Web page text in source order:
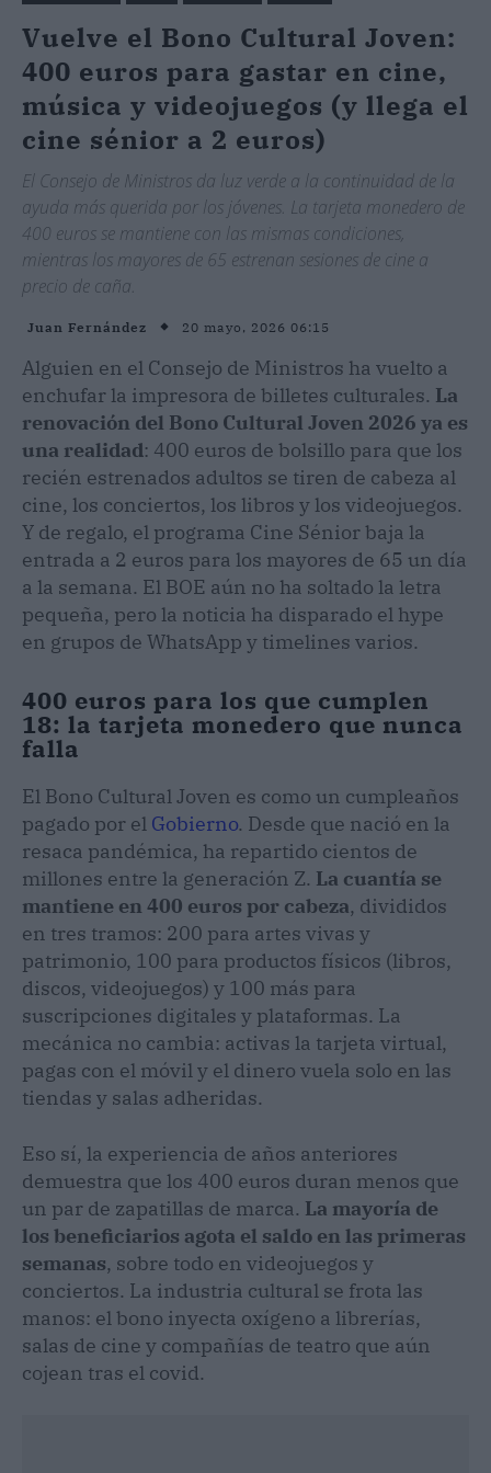
Vuelve el Bono Cultural Joven:
400 euros para gastar en cine,
música y videojuegos (y llega el
cine sénior a 2 euros)
El Consejo de Ministros da luz verde a la continuidad de la
ayuda más querida por los jóvenes. La tarjeta monedero de
400 euros se mantiene con las mismas condiciones,
mientras los mayores de 65 estrenan sesiones de cine a
precio de caña.
Juan Fernández 20 mayo, 2026 06:15
Alguien en el Consejo de Ministros ha vuelto a
enchufar la impresora de billetes culturales. La
renovación del Bono Cultural Joven 2026 ya es
una realidad: 400 euros de bolsillo para que los
recién estrenados adultos se tiren de cabeza al
cine, los conciertos, los libros y los videojuegos.
Y de regalo, el programa Cine Sénior baja la
entrada a 2 euros para los mayores de 65 un día
a la semana. El BOE aún no ha soltado la letra
pequeña, pero la noticia ha disparado el hype
en grupos de WhatsApp y timelines varios.
400 euros para los que cumplen
18: la tarjeta monedero que nunca
falla
El Bono Cultural Joven es como un cumpleaños
pagado por el Gobierno. Desde que nació en la
resaca pandémica, ha repartido cientos de
millones entre la generación Z. La cuantía se
mantiene en 400 euros por cabeza, divididos
en tres tramos: 200 para artes vivas y
patrimonio, 100 para productos físicos (libros,
discos, videojuegos) y 100 más para
suscripciones digitales y plataformas. La
mecánica no cambia: activas la tarjeta virtual,
pagas con el móvil y el dinero vuela solo en las
tiendas y salas adheridas.
Eso sí, la experiencia de años anteriores
demuestra que los 400 euros duran menos que
un par de zapatillas de marca. La mayoría de
los beneficiarios agota el saldo en las primeras
semanas, sobre todo en videojuegos y
conciertos. La industria cultural se frota las
manos: el bono inyecta oxígeno a librerías,
salas de cine y compañías de teatro que aún
cojean tras el covid.